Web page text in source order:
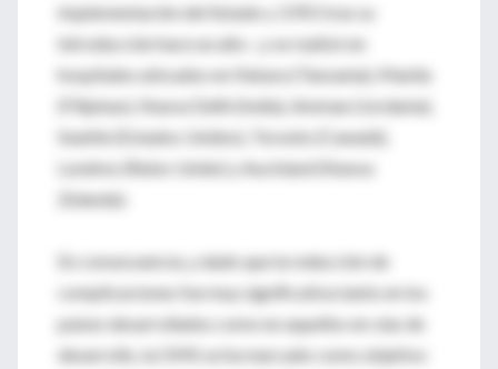
implementación del listado y 3.955 tras su
introducción hace un año–, y se realizó en
hospitales ubicados en Ifakara (Tanzania), Manila
(Filipinas), Nueva Delhi (India), Amman (Jordania),
Seattle (Estados Unidos), Toronto (Canadá),
Londres (Reino Unido) y Auckland (Nueva
Zelanda).
En consecuencia, y dado que la reducción de
complicaciones fue muy significativa tanto en los
países desarrollados como en aquellos en vías de
desarrollo, la OMS se ha marcado como objetivo